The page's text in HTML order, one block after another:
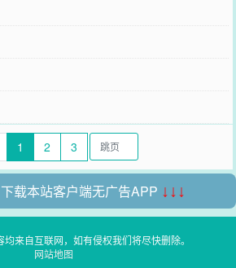
1 2 3
载本站客户端无广告APP ↓↓↓
来自互联网，如有侵权我们将尽快删除。
网站地图